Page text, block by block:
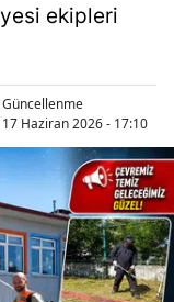
ekipleri
Güncellenme
17 Haziran 2026 - 17:10